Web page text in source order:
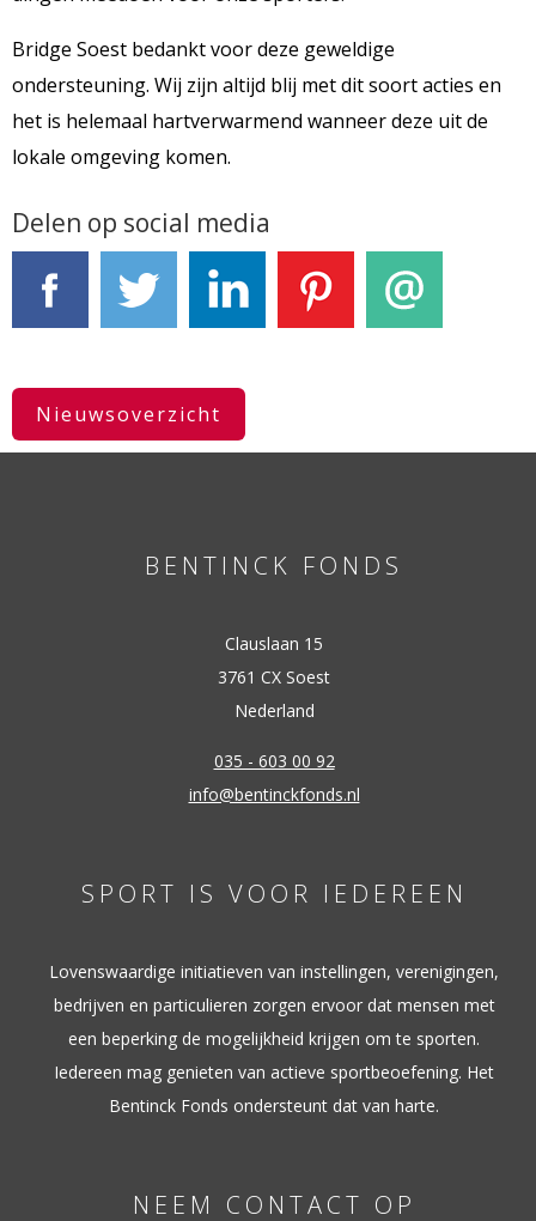
Bridge Soest bedankt voor deze geweldige
ondersteuning. Wij zijn altijd blij met dit soort acties en
het is helemaal hartverwarmend wanneer deze uit de
lokale omgeving komen.
Delen op social media
Nieuwsoverzicht
BENTINCK FONDS
Clauslaan 15
3761 CX Soest
Nederland
035 - 603 00 92
info@bentinckfonds.nl
SPORT IS VOOR IEDEREEN
Lovenswaardige initiatieven van instellingen, verenigingen,
bedrijven en particulieren zorgen ervoor dat mensen met
een beperking de mogelijkheid krijgen om te sporten.
Iedereen mag genieten van actieve sportbeoefening. Het
Bentinck Fonds ondersteunt dat van harte.
NEEM CONTACT OP